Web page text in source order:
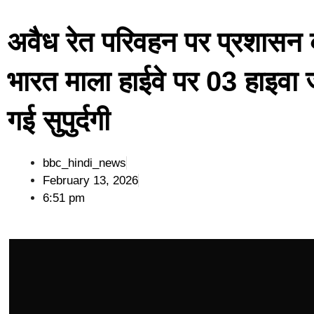
अवैध रेत परिवहन पर प्रशासन
भारत माला हाईवे पर 03
गई सुपुर्दगी
bbc_hindi_news
February 13, 2026
6:51 pm